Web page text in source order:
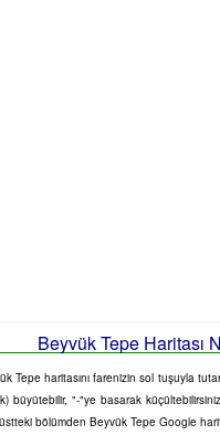
Beyvük Tepe Haritası
Tepe haritasını farenizin sol tuşuyla
büyütebilir, "-"ye basarak
bölümden Beyvük Tepe Google